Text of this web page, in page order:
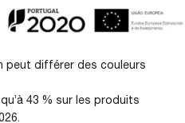
peut différer des couleurs
43 % sur les produits